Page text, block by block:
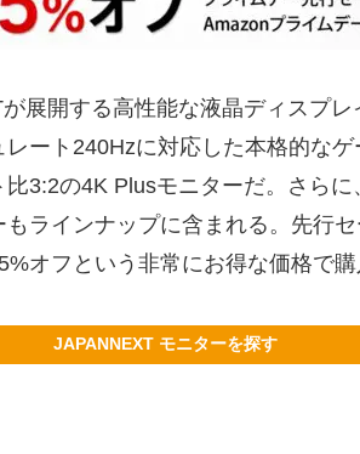
展開する高性能な液晶ディスプ
ート240Hzに対応した本格的な
3:2の4K Plusモニターだ。さら
ラインナップに含まれる。先行
オフという非常にお得な価格で購
JAPANNEXT モニターを探す